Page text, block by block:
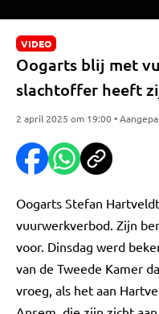
VIDEO
Oogarts blij met
slachtoffer heeft
2 april 2025 om 19:00 •
Oogarts Stefan
vuurwerkverbod. Zijn
voor. Dinsdag werd
van de Tweede Kamer
vroeg, als het aan